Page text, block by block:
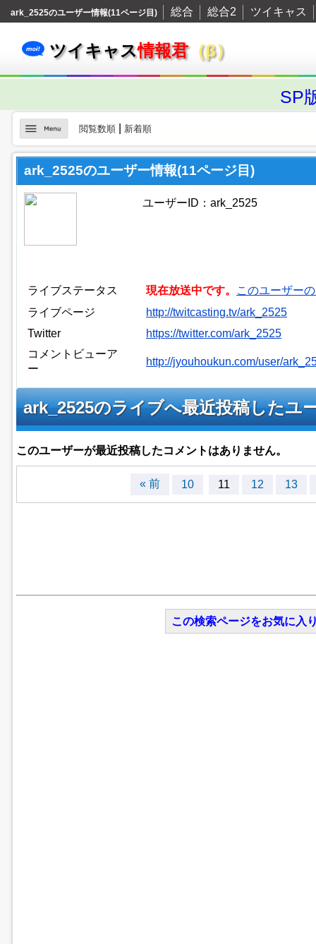
ark_2525のユーザー情報(11ページ目) 総合 総合2 ツイキャス
ツイキャス情報君（β）
SP
閲覧数順| 新着順
ark_2525のユーザー情報(11ページ目)
ユーザーID：ark_2525
ライブステータス 現在放送中です。
このユーザー
ライブページ
http://twitcasting.tv/ark_2525
Twitter
https://twitter.com/ark_2525
コメントビューア
ー
http://jyouhoukun.com/user/
ark_2525のライブへ最近投稿したユ
このユーザーが最近投稿したコメントはありません。
« 前 10 11 12 13
この検索ページをお気に入